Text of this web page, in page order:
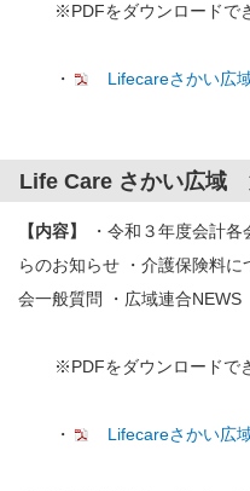
※PDFをダウンロードで
・ Lifecareさかい広
Life Care さかい広域
【内容】
・令和３年度会計
らのお知らせ ・介護保険料
会一般質問 ・広域連合NEWS
※PDFをダウンロードで
・ Lifecareさかい広